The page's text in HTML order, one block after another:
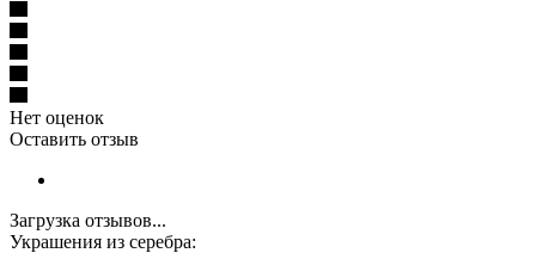
Нет оценок
Оставить отзыв
Загрузка отзывов...
Украшения из серебра: